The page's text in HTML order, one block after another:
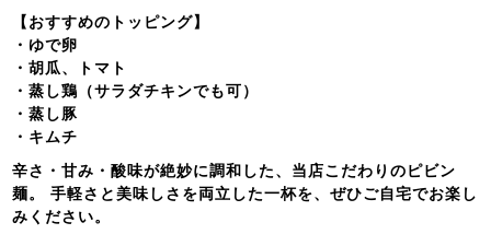
【おすすめのトッピング】
・ゆで卵
・胡瓜、トマト
・蒸し鶏（サラダチキンでも可）
・蒸し豚
・キムチ
辛さ・甘み・酸味が絶妙に調和した、当店こだわりのピビン
麺。 手軽さと美味しさを両立した一杯を、ぜひご自宅でお楽し
みください。